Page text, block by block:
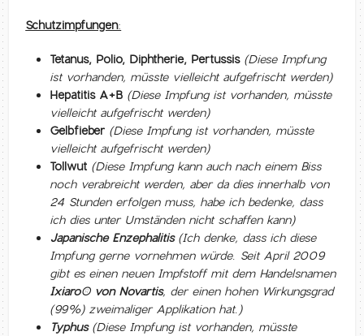
Schutzimpfungen:
Tetanus, Polio, Diphtherie, Pertussis(Diese Impfung
ist vorhanden, müsste vielleicht aufgefrischt werden)
Hepatitis A+B (Diese Impfung ist vorhanden, müsste
vielleicht aufgefrischt werden)
Gelbfieber (Diese Impfung ist vorhanden, müsste
vielleicht aufgefrischt werden)
Tollwut (Diese Impfung kann auch nach einem Biss
noch verabreicht werden, aber da dies innerhalb von
24 Stunden erfolgen muss, habe ich bedenke, dass
ich dies unter Umständen nicht schaffen kann)
Japanische Enzephalitis(Ich denke, dass ich diese
Impfung gerne vornehmen würde. Seit April 2009
gibt es einen neuen Impfstoff mit dem Handelsnamen
Ixiaro® von Novartis, der einen hohen Wirkungsgrad
(99%) zweimaliger Applikation hat.)
Typhus(Diese Impfung ist vorhanden, müsste